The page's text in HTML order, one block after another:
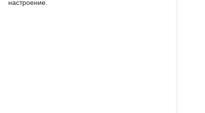
настроение.